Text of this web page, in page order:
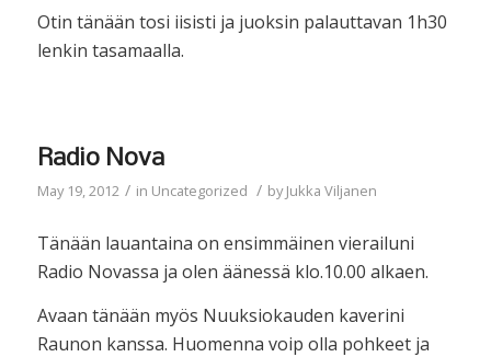
Otin tänään tosi iisisti ja juoksin palauttavan 1h30
lenkin tasamaalla.
Radio Nova
May 19, 2012 / in Uncategorized / byJukka Viljanen
Tänään lauantaina on ensimmäinen vierailuni
Radio Novassa ja olen äänessä klo.10.00 alkaen.
Avaan tänään myös Nuuksiokauden kaverini
Raunon kanssa. Huomenna voip olla pohkeet ja